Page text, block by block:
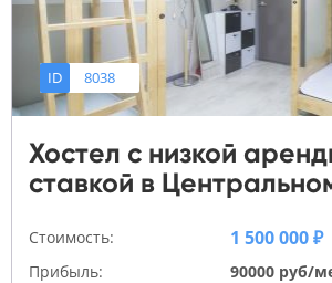
ID 8038
Хостел с низкой
ставкой в
Стоимость: 1 500 000 ₽
Прибыль:
90000 руб/